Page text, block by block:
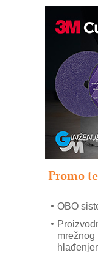
Promo
sistema
Trajna
IB
RMQ-
–
Mitutoyo
OBO
mrežnog